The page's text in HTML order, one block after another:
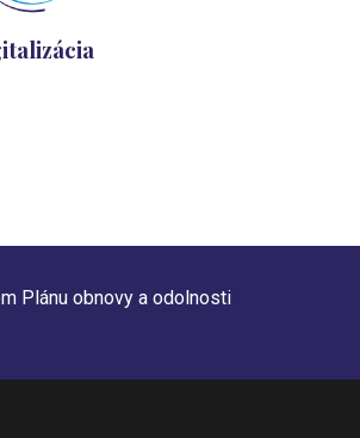
Plánu obnovy a odolnosti